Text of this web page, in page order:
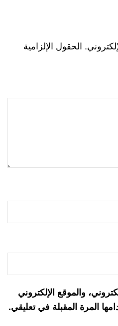
الحقول الإلزامية
والموقع الإلكتروني
المرة المقبلة في تعليقي.